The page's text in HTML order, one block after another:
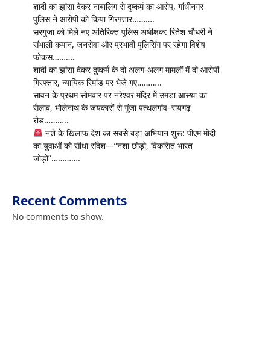
शादी का झांसा देकर नाबालिग से दुष्कर्म का आरोप, गांधीनगर
पुलिस ने आरोपी को किया गिरफ्तार……….
सरगुजा को मिले नए अतिरिक्त पुलिस अधीक्षक: रितेश चौधरी ने
संभाली कमान, जनसेवा और प्रभावी पुलिसिंग पर रहेगा विशेष
फोकस……….
शादी का झांसा देकर दुष्कर्म के दो अलग-अलग मामलों में दो आरोपी
गिरफ्तार, न्यायिक रिमांड पर भेजे गए………..
सावन के प्रथम सोमवार पर नरेश्वर मंदिर में उमड़ा आस्था का
सैलाब, भोलेनाथ के जयकारों से गूंजा पत्थलगांव–रायगढ़
रोड………..
नशे के खिलाफ देश का सबसे बड़ा अभियान शुरू: पीएम मोदी
का युवाओं को सीधा संदेश—”नशा छोड़ो, विकसित भारत
जोड़ो”………….
Recent Comments
No comments to show.